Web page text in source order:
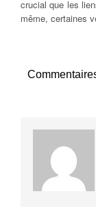
crucial que les
même, certaines